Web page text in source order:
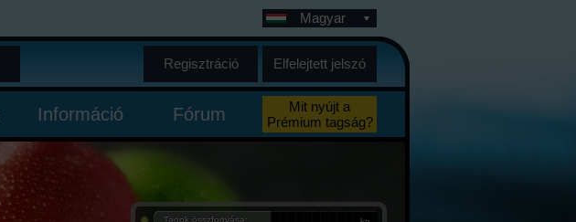
Magyar
Regisztráció Elfelejtett jelszó
Információ Fórum
Mit nyújt a
Prémium tagság?
Tagok összfogyása: